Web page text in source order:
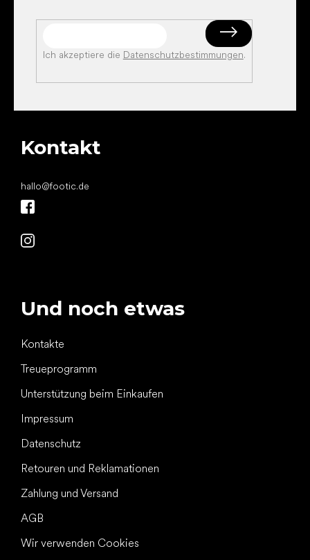
Ich akzeptiere die Datenschutzbestimmungen.
Kontakt
hallo@footic.de
Und noch etwas
Kontakte
Treueprogramm
Unterstützung beim Einkaufen
Impressum
Datenschutz
Retouren und Reklamationen
Zahlung und Versand
AGB
Wir verwenden Cookies